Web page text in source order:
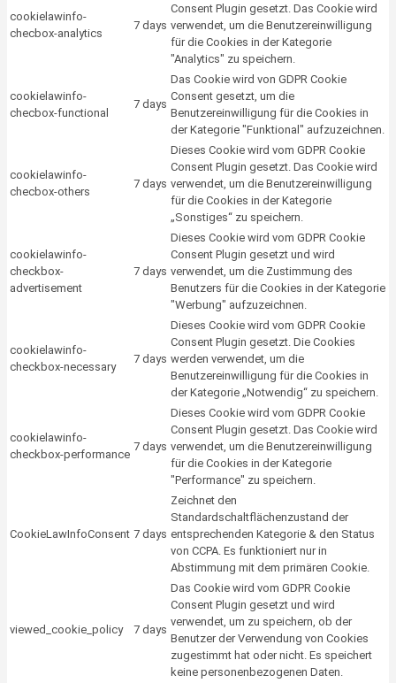
cookielawinfo-
checbox-analytics
7 days
Consent Plugin gesetzt. Das Cookie wird
verwendet, um die Benutzereinwilligung
für die Cookies in der Kategorie
"Analytics" zu speichern.
cookielawinfo-
checbox-functional
7 days
Das Cookie wird von GDPR Cookie
Consent gesetzt, um die
Benutzereinwilligung für die Cookies in
der Kategorie "Funktional" aufzuzeichnen.
cookielawinfo-
checbox-others
7 days
Dieses Cookie wird vom GDPR Cookie
Consent Plugin gesetzt. Das Cookie wird
verwendet, um die Benutzereinwilligung
für die Cookies in der Kategorie
„Sonstiges“ zu speichern.
cookielawinfo-
checkbox-
advertisement
7 days
Dieses Cookie wird vom GDPR Cookie
Consent Plugin gesetzt und wird
verwendet, um die Zustimmung des
Benutzers für die Cookies in der Kategorie
"Werbung" aufzuzeichnen.
cookielawinfo-
checkbox-necessary
7 days
Dieses Cookie wird vom GDPR Cookie
Consent Plugin gesetzt. Die Cookies
werden verwendet, um die
Benutzereinwilligung für die Cookies in
der Kategorie „Notwendig“ zu speichern.
cookielawinfo-
checkbox-performance
7 days
Dieses Cookie wird vom GDPR Cookie
Consent Plugin gesetzt. Das Cookie wird
verwendet, um die Benutzereinwilligung
für die Cookies in der Kategorie
"Performance" zu speichern.
CookieLawInfoConsent 7 days
Zeichnet den
Standardschaltflächenzustand der
entsprechenden Kategorie & den Status
von CCPA. Es funktioniert nur in
Abstimmung mit dem primären Cookie.
viewed_cookie_policy 7 days
Das Cookie wird vom GDPR Cookie
Consent Plugin gesetzt und wird
verwendet, um zu speichern, ob der
Benutzer der Verwendung von Cookies
zugestimmt hat oder nicht. Es speichert
keine personenbezogenen Daten.